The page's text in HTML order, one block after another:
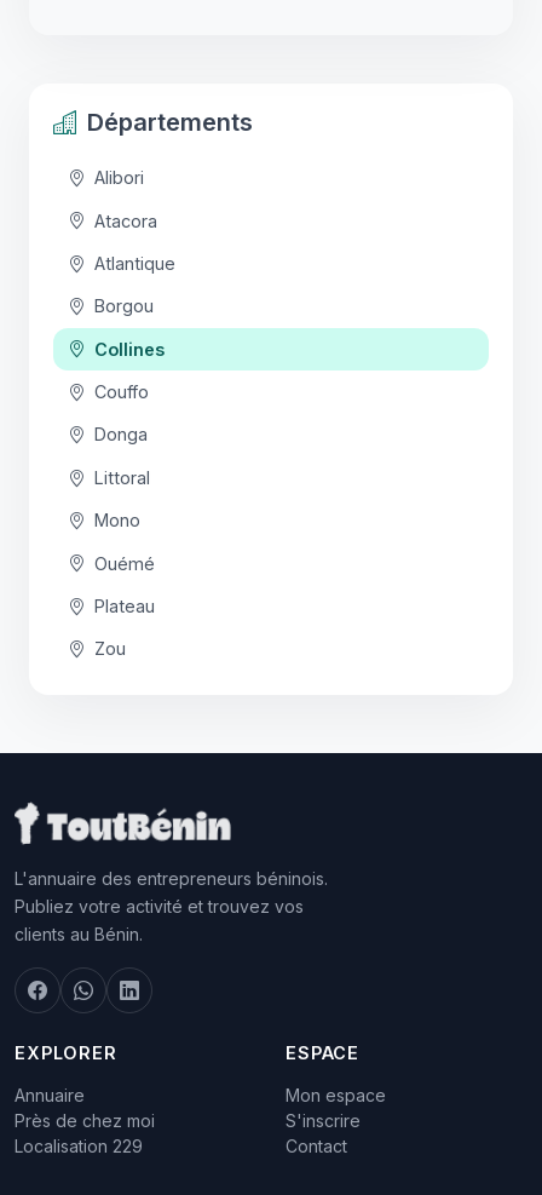
Départements
Alibori
Atacora
Atlantique
Borgou
Collines
Couffo
Donga
Littoral
Mono
Ouémé
Plateau
Zou
L'annuaire des entrepreneurs béninois.
Publiez votre activité et trouvez vos
clients au Bénin.
EXPLORER
Annuaire
Près de chez moi
Localisation 229
ESPACE
Mon espace
S'inscrire
Contact